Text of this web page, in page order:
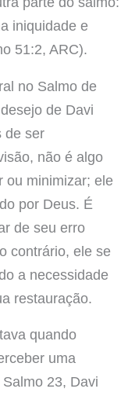
iniquidade e
51:2, ARC).
no Salmo de
de Davi
de ser
não é algo
ou minimizar; ele
por Deus. É
de seu erro
contrário, ele se
a necessidade
restauração.
quando
uma
23, Davi